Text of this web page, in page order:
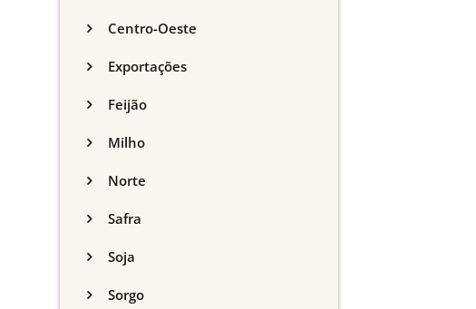
Centro-Oeste
Exportações
Feijão
Milho
Norte
Safra
Soja
Sorgo